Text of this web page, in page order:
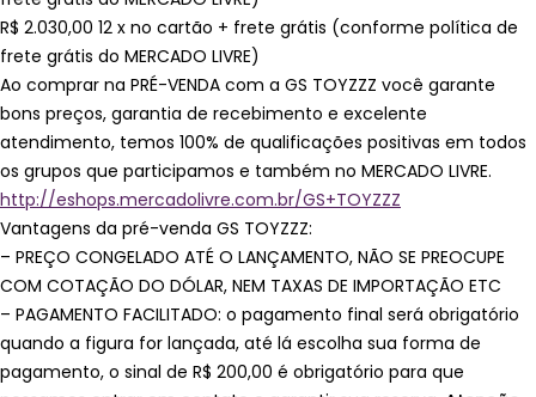
R$ 2.030,00 12 x no cartão + frete grátis (conforme política de
frete grátis do MERCADO LIVRE)
Ao comprar na PRÉ-VENDA com a GS TOYZZZ você garante
bons preços, garantia de recebimento e excelente
atendimento, temos 100% de qualificações positivas em todos
os grupos que participamos e também no MERCADO LIVRE.
http://eshops.mercadolivre.com.br/GS+TOYZZZ
Vantagens da pré-venda GS TOYZZZ:
– PREÇO CONGELADO ATÉ O LANÇAMENTO, NÃO SE PREOCUPE
COM COTAÇÃO DO DÓLAR, NEM TAXAS DE IMPORTAÇÃO ETC
– PAGAMENTO FACILITADO: o pagamento final será obrigatório
quando a figura for lançada, até lá escolha sua forma de
pagamento, o sinal de R$ 200,00 é obrigatório para que